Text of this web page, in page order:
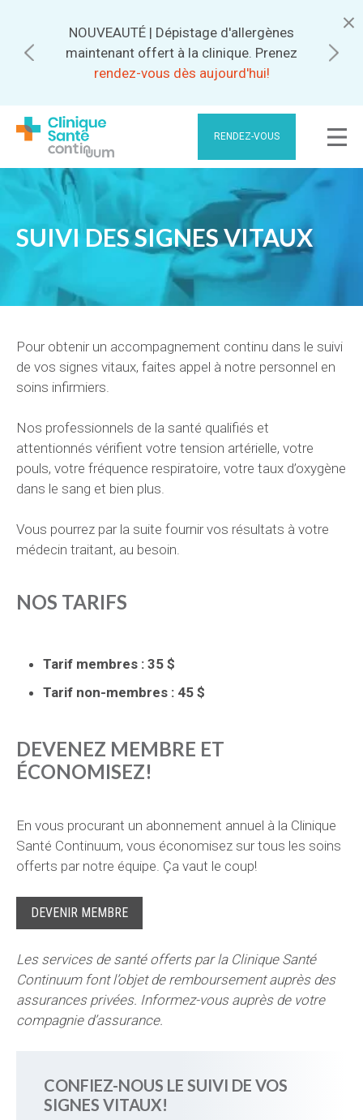
Abonnez-vous pour bénéficier de
meilleurs tarifs.
NOUVEAUTÉ | Dépistage d'allergènes
maintenant offert à la clinique. Prenez
rendez-vous dès aujourd'hui!
RENDEZ-VOUS
SUIVI DES SIGNES VITAUX
Pour obtenir un accompagnement continu dans le suivi
de vos signes vitaux, faites appel à notre personnel en
soins infirmiers.
Nos professionnels de la santé qualifiés et
attentionnés vérifient votre tension artérielle, votre
pouls, votre fréquence respiratoire, votre taux d’oxygène
dans le sang et bien plus.
Vous pourrez par la suite fournir vos résultats à votre
médecin traitant, au besoin.
NOS TARIFS
Tarif membres : 35 $
Tarif non-membres : 45 $
DEVENEZ MEMBRE ET
ÉCONOMISEZ!
En vous procurant un abonnement annuel à la Clinique
Santé Continuum, vous économisez sur tous les soins
offerts par notre équipe. Ça vaut le coup!
DEVENIR MEMBRE
Les services de santé offerts par la Clinique Santé
Continuum font l’objet de remboursement auprès des
assurances privées. Informez-vous auprès de votre
compagnie d’assurance.
CONFIEZ-NOUS LE SUIVI DE VOS
SIGNES VITAUX!